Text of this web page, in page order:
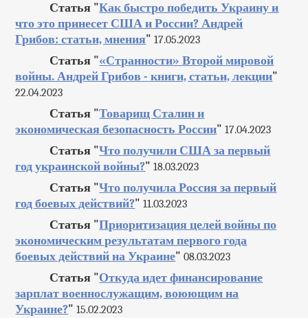
Статья "Как быстро победить Украину и
что это принесет США и России? Андрей
Грибов: статьи, мнения" 17.05.2023
Статья "«Странности» Второй мировой
войны. Андрей Грибов - книги, статьи, лекции"
22.04.2023
Статья "Товарищ Сталин и
экономическая безопасность России" 17.04.2023
Статья "Что получили США за первый
год украинской войны?" 18.03.2023
Статья "Что получила Россия за первый
год боевых действий?" 11.03.2023
Статья "Приоритизация целей войны по
экономическим результатам первого года
боевых действий на Украине" 08.03.2023
Статья "Откуда идет финансирование
зарплат военнослужащим, воюющим на
Украине?" 15.02.2023